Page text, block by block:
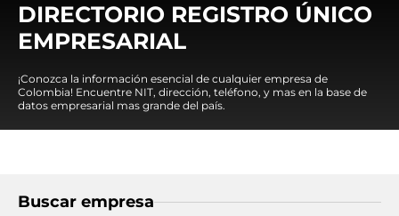
DIRECTORIO REGISTRO ÚNICO
EMPRESARIAL
¡Conozca la información esencial de cualquier empresa de
Colombia! Encuentre NIT, dirección, teléfono, y mas en la base de
datos empresarial mas grande del país.
Buscar empresa